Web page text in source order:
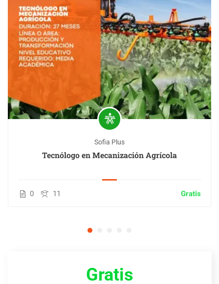
Sofia Plus
Tecnólogo en Mecanización Agrícola
0 11 Gratis
Gratis